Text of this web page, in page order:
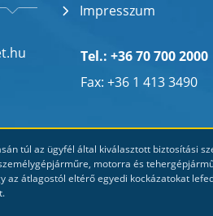
Impresszum
Tel.: +36 70 700 2000
Fax: +36 1 413 3490
túl az ügyfél által kiválasztott biztosítási
motorra és
az átlagostól eltérő egyedi kockázatokat